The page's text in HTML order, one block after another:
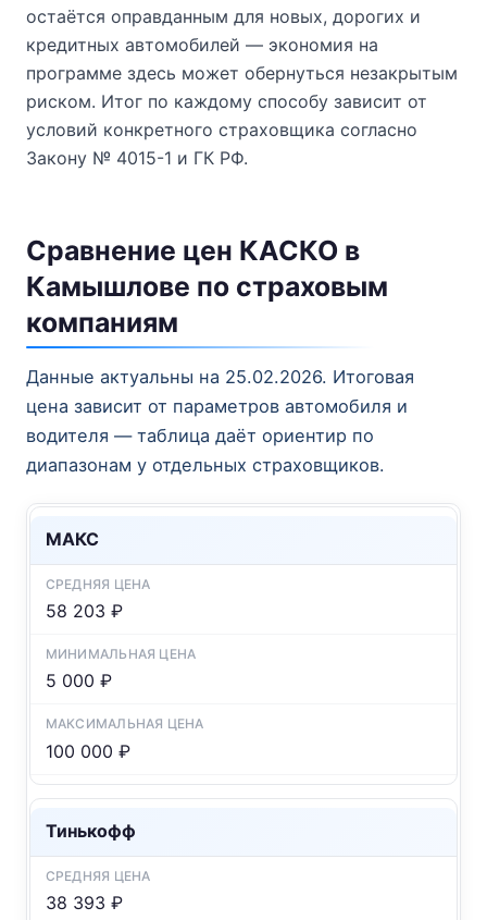
остаётся оправданным для новых, дорогих и
кредитных автомобилей — экономия на
программе здесь может обернуться незакрытым
риском. Итог по каждому способу зависит от
условий конкретного страховщика согласно
Закону № 4015-1 и ГК РФ.
Сравнение цен КАСКО в
Камышлове по страховым
компаниям
Данные актуальны на 25.02.2026. Итоговая
цена зависит от параметров автомобиля и
водителя — таблица даёт ориентир по
диапазонам у отдельных страховщиков.
МАКС
58 203 ₽
5 000 ₽
100 000 ₽
Тинькофф
38 393 ₽